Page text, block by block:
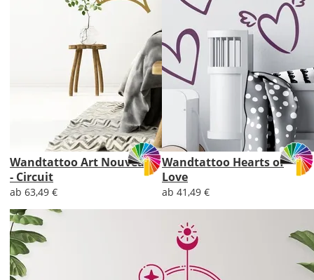
Wandtattoo Art Nouveau
- Circuit
ab 63,49 €
Wandtattoo Hearts of
Love
ab 41,49 €